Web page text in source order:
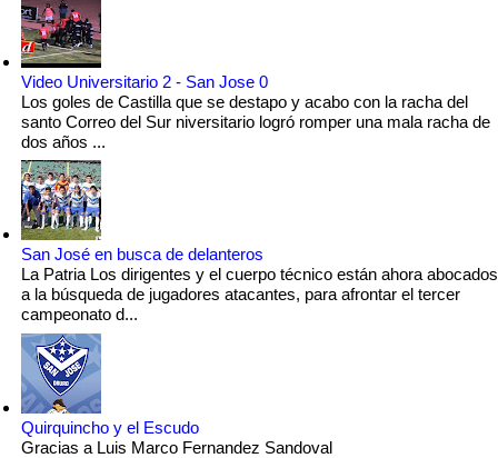
Video Universitario 2 - San Jose 0
Los goles de Castilla que se destapo y acabo con la racha del
santo Correo del Sur niversitario logró romper una mala racha de
dos años ...
San José en busca de delanteros
La Patria Los dirigentes y el cuerpo técnico están ahora abocados
a la búsqueda de jugadores atacantes, para afrontar el tercer
campeonato d...
Quirquincho y el Escudo
Gracias a Luis Marco Fernandez Sandoval